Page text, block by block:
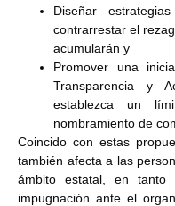
Diseñar
contrarrestar el
acumularán y
Promover una
Transparencia y
establezca un
nombramiento de
Coincido con estas
también afecta a las
ámbito estatal, en
impugnación ante el